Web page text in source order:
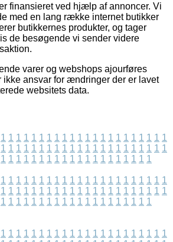
finansieret ved hjælp af annoncer. Vi
med en lang række internet butikker
butikkernes produkter, og tager
de besøgende vi sender videre
varer og webshops ajourføres
ikke ansvar for ændringer der er lavet
websitets data.
1 1 1 1 1 1 1 1 1 1 1 1 1 1 1 1 1 1 1 1 1 1
1 1 1 1 1 1 1 1 1 1 1 1 1 1 1 1 1 1 1 1 1 1
1 1 1 1 1 1 1 1 1 1 1 1 1 1 1 1 1 1 1 1
1 1 1 1 1 1 1 1 1 1 1 1 1 1 1 1 1 1 1 1 1 1
1 1 1 1 1 1 1 1 1 1 1 1 1 1 1 1 1 1 1 1 1 1
1 1 1 1 1 1 1 1 1 1 1 1 1 1 1 1 1 1 1 1
1 1 1 1 1 1 1 1 1 1 1 1 1 1 1 1 1 1 1 1 1 1